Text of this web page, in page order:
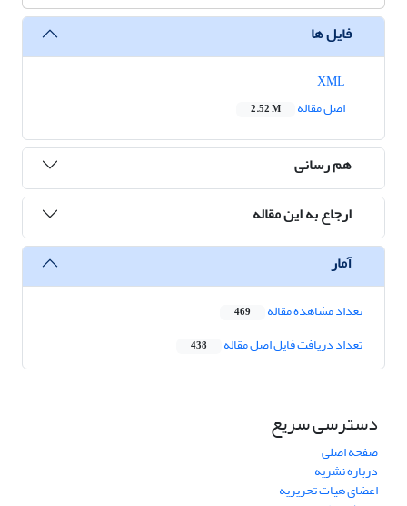
فایل ها
اصل مقاله
2.52 M
هم رسانی
ارجاع به این مقاله
آمار
تعداد مشاهده مقاله 469
تعداد دریافت فایل اصل مقاله 438
دسترسی سریع
صفحه اصلی
درباره نشریه
اعضای هیات تحریریه